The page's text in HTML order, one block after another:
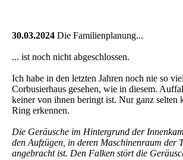
30.03.2024 Die Familienplanung...
... ist noch nicht abgeschlossen.
Ich habe in den letzten Jahren noch nie so
Corbusierhaus gesehen, wie in diesem.
keiner von ihnen beringt ist. Nur ganz selten
Ring erkennen.
Die Geräusche im Hintergrund der
den Aufzügen, in deren Maschinenraum der
angebracht ist. Den Falken stört die